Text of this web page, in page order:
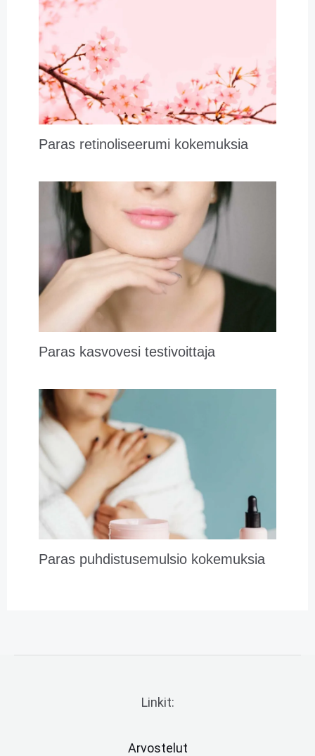
Paras retinoliseerumi kokemuksia
Paras kasvovesi testivoittaja
Paras puhdistusemulsio kokemuksia
Linkit:
Arvostelut